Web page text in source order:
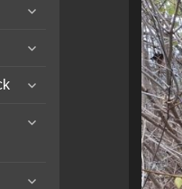
menu
expand
menu
expand
menu
expand
menu
expand
expand